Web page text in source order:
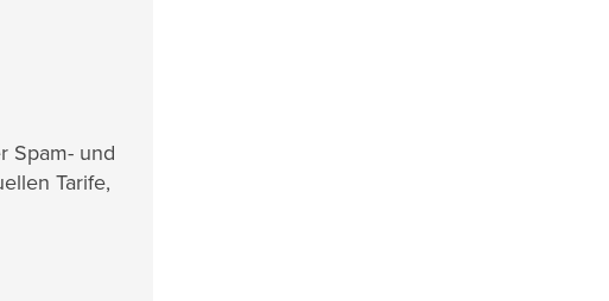
Spam- und
Tarife,